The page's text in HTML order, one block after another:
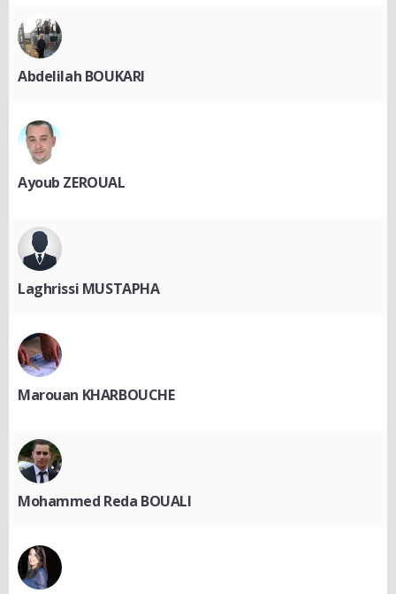
Abdelilah BOUKARI
Ayoub ZEROUAL
Laghrissi MUSTAPHA
Marouan KHARBOUCHE
Mohammed Reda BOUALI